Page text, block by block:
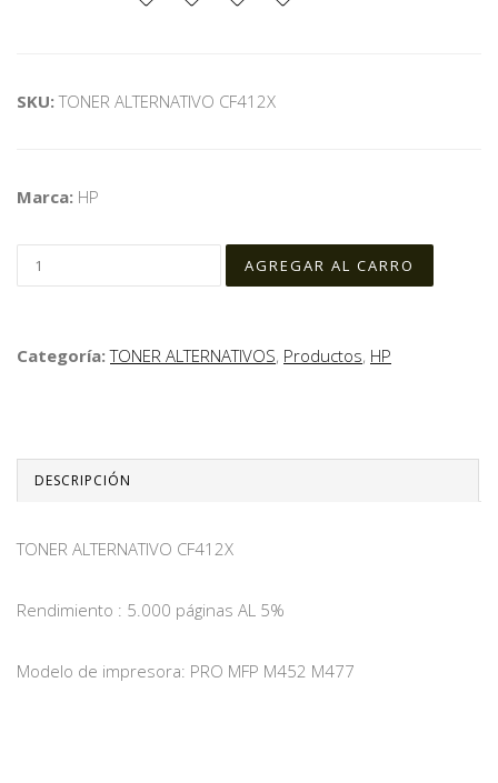
SKU:TONER ALTERNATIVO CF412X
Marca: HP
Categoría:TONER ALTERNATIVOS, Productos, HP
DESCRIPCIÓN
TONER ALTERNATIVO CF412X
Rendimiento : 5.000 páginas AL 5%
Modelo de impresora: PRO MFP M452 M477